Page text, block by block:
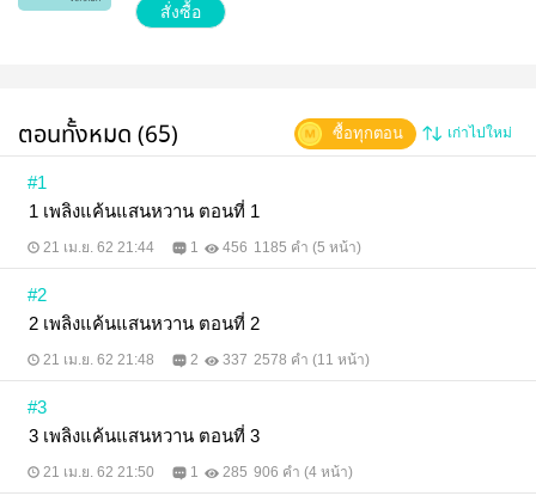
บางส่วนที่เกี่ยวข้องกับความรุนแรง และเรื่องเพศ ผู้อ่าน
ควรมีอายุมากกว่า 15 ปี และโปรดใช้วิจารณญาณใน
สั่งซื้อ
ตอนทั้งหมด (65) เก่าไปใหม่
ซื้อทุกตอน
#1
1 เพลิงแค้นแสนหวาน ตอนที่ 1
21 เม.ย. 62 21:44 1 456 1185 คำ (5 หน้า)
#2
2 เพลิงแค้นแสนหวาน ตอนที่ 2
21 เม.ย. 62 21:48 2 337 2578 คำ (11 หน้า)
#3
3 เพลิงแค้นแสนหวาน ตอนที่ 3
21 เม.ย. 62 21:50 1 285 906 คำ (4 หน้า)